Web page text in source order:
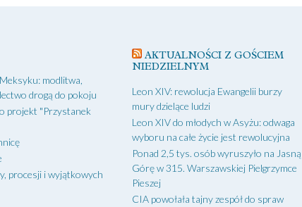
modlitwa,
drogą do pokoju
projekt "Przystanek
procesji i wyjątkowych
AKTUALNOŚCI Z GOŚCIEM
NIEDZIELNYM
Leon XIV: rewolucja Ewangelii burzy
mury dzielące ludzi
Leon XIV do młodych w Asyżu: odwaga
wyboru na całe życie jest rewolucyjna
Ponad 2,5 tys. osób wyruszyło na Jasną
Górę w 315. Warszawskiej Pielgrzymce
Pieszej
CIA powołała tajny zespół do spraw